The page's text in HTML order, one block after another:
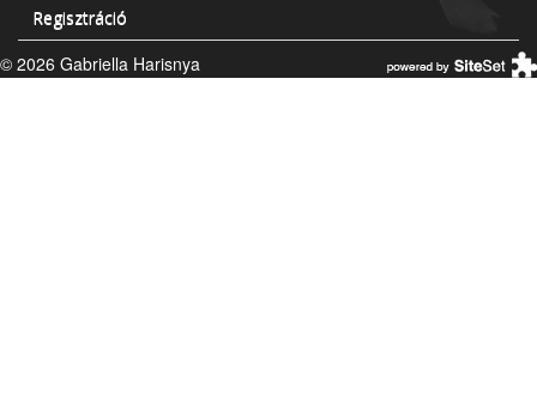
Regisztráció
© 2026 Gabriella Harisnya